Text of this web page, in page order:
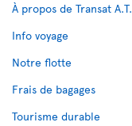
À propos de Transat A.T.
Info voyage
Notre flotte
Frais de bagages
Tourisme durable